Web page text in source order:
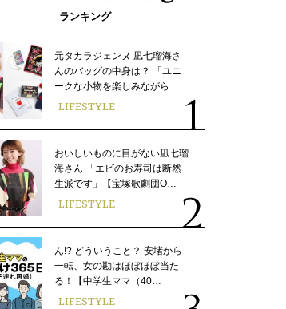
ランキング
元タカラジェンヌ 凪七瑠海さ
んのバッグの中身は？ 「ユニ
ークな小物を楽しみながら…
LIFESTYLE
おいしいものに目がない凪七瑠
海さん 「エビのお寿司は断然
生派です」【宝塚歌劇団O…
LIFESTYLE
ん!? どういうこと？ 安堵から
一転、女の勘はほぼほぼ当た
る！【中学生ママ（40…
LIFESTYLE